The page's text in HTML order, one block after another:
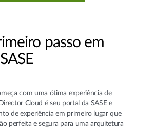
passo em
com uma ótima experiência de
Cloud é seu portal da SASE e
de experiência em primeiro lugar que
perfeita e segura para uma arquitetura